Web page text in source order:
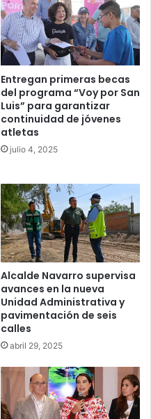
Entregan primeras becas
del programa “Voy por San
Luis” para garantizar
continuidad de jóvenes
atletas
julio 4, 2025
Alcalde Navarro supervisa
avances en la nueva
Unidad Administrativa y
pavimentación de seis
calles
abril 29, 2025